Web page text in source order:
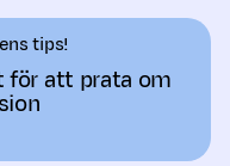
för att prata om
tips!